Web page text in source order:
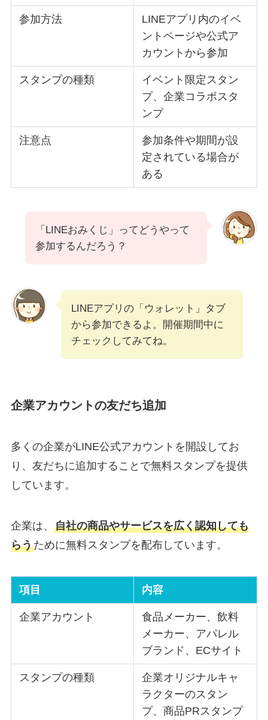
参加方法
LINEアプリ内のイベ
ントページや公式ア
カウントから参加
スタンプの種類
イベント限定スタン
プ、企業コラボスタ
ンプ
注意点
参加条件や期間が設
定されている場合が
ある
「LINEおみくじ」ってどうやって
参加するんだろう？
LINEアプリの「ウォレット」タブ
から参加できるよ。開催期間中に
チェックしてみてね。
企業アカウントの友だち追加
多くの企業がLINE公式アカウントを開設してお
り、友だちに追加することで無料スタンプを提供
しています。
企業は、 自社の商品やサービスを広く認知しても
らうために無料スタンプを配布しています。
項目 内容
企業アカウント
食品メーカー、飲料
メーカー、アパレル
ブランド、ECサイト
スタンプの種類
企業オリジナルキャ
ラクターのスタン
プ、商品PRスタンプ